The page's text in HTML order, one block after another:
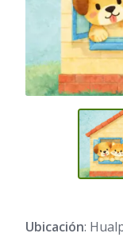
Ubicación: